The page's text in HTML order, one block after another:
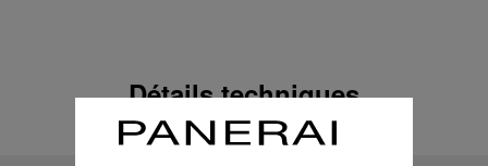
Détails techniques